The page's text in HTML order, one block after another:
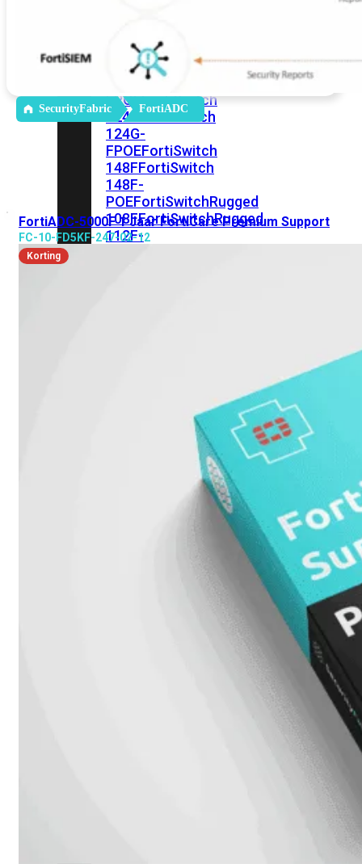
124F-
POEFortiSwitch
FPOEFortiSwitch
124GFortiSwitch
124G-
FPOEFortiSwitch
148FFortiSwitch
148F-
POEFortiSwitchRugged
108FFortiSwitchRugged
112F-
Fortiswitch
FortiSwitch
FortiSwitch
FortiSwitchRugged
SecurityFabric FortiADC
FortiADC-5000F 1 Jaar FortiCare Premium Support
FC-10-FD5KF-247-02-12
Korting